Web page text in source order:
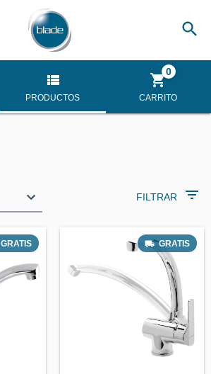
PRODUCTOS CARRITO
0
FILTRAR
GRATIS GRATIS